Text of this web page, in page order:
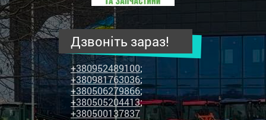
сільськогосподарської
техніки
та
запчастин
Дзвоніть зараз!
+380952489100;
+380981763036;
+380506279866;
+380505204413;
+380500137837